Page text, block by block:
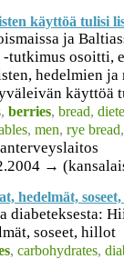
käyttöä tulisi
ja
-tutkimus osoitti,
hedelmien
käyttöä
, berries, bread,
, men, rye bread
→
hedelmät,
diabeteksesta:
soseet, hillot
, carbohydrates,